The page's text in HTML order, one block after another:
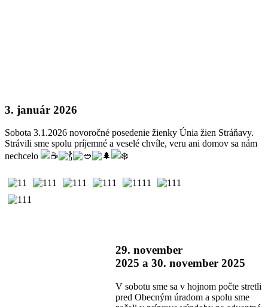
3. január 2026
Sobota 3.1.2026 novoročné posedenie žienky Únia žien Stráňavy.
Strávili sme spolu príjemné a veselé chvíle, veru ani domov sa nám
nechcelo
29. november
2025 a 30. november 2025
V sobotu sme sa v hojnom počte stretli
pred Obecným úradom a spolu sme